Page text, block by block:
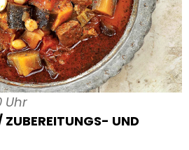
Uhr
ZUBEREITUNGS- UND